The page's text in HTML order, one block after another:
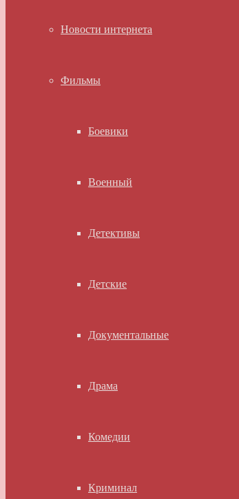
Новости интернета
Фильмы
Боевики
Военный
Детективы
Детские
Документальные
Драма
Комедии
Криминал